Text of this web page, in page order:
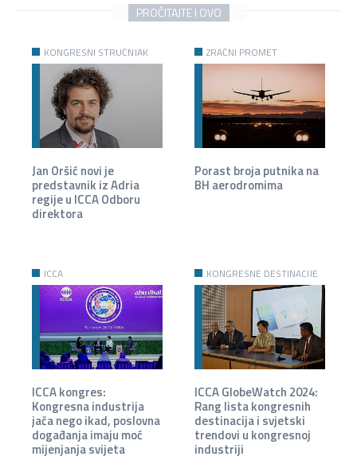
PROČITAJTE I OVO
KONGRESNI STRUČNJAK
Jan Oršić novi je
predstavnik iz Adria
regije u ICCA Odboru
direktora
ZRAČNI PROMET
Porast broja putnika na
BH aerodromima
ICCA
ICCA kongres:
Kongresna industrija
jača nego ikad, poslovna
događanja imaju moć
mijenjanja svijeta
KONGRESNE DESTINACIJE
ICCA GlobeWatch 2024:
Rang lista kongresnih
destinacija i svjetski
trendovi u kongresnoj
industriji